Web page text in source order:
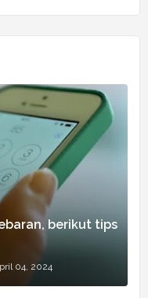
berikut tips
04, 2024